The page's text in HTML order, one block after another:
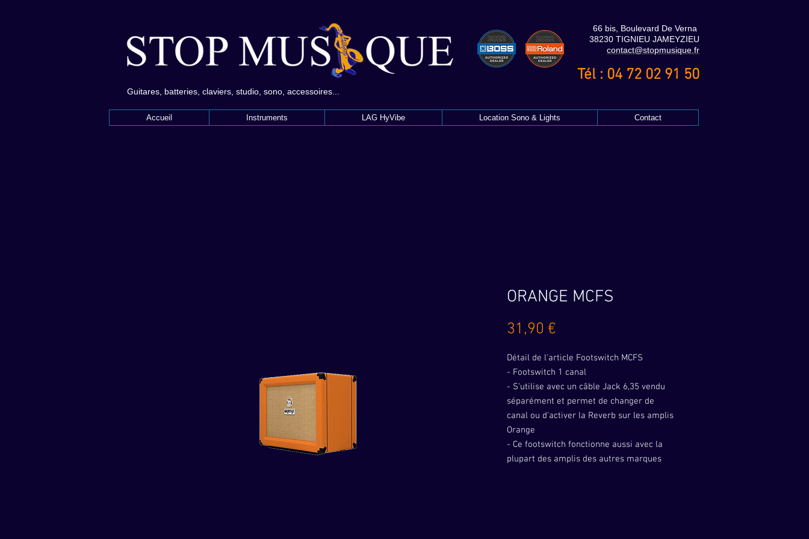
Guitares, batteries, claviers, studio, sono, accessoires...
66 bis, Boulevard De Verna
38230 TIGNIEU JAMEYZIEU
contact@stopmusique.fr
Tél : 04 72 02 91 50
Accueil Instruments LAG HyVibe Location Sono & Lights Contact
ORANGE MCFS
31,90 €
Détail de l'article Footswitch MCFS
- Footswitch 1 canal
- S'utilise avec un câble Jack 6,35 vendu
séparément et permet de changer de
canal ou d'activer la Reverb sur les amplis
Orange
- Ce footswitch fonctionne aussi avec la
plupart des amplis des autres marques